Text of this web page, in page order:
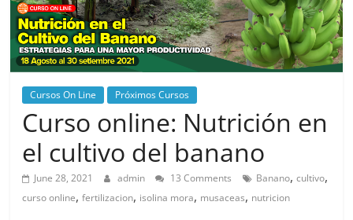
Cursos On Line Próximos Cursos
Curso online: Nutrición en
el cultivo del banano
June 28, 2021 admin 13 Comments Banano,cultivo,
curso online,fertilizacion, isolina mora, musaceas, nutricion